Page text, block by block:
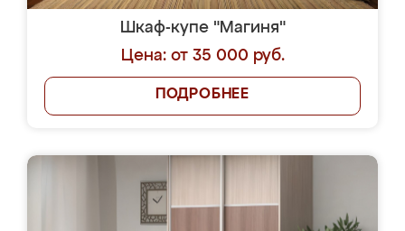
Шкаф-купе "Магиня"
Цена: от 35 000 руб.
ПОДРОБНЕЕ